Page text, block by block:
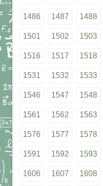
1486 1487 1488
1501 1502 1503
1516 1517 1518
1531 1532 1533
1546 1547 1548
1561 1562 1563
1576 1577 1578
1591 1592 1593
1606 1607 1608